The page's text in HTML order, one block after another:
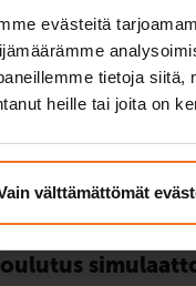
evästeitä
tietoja siitä,
heille tai joita on
välttämättömät